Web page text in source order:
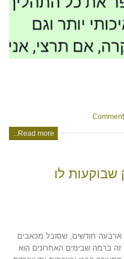
Read more...
שבוקעות לו
ארבעה חודשים, שסובל מכאבים
זה ברמה שבימים האחרונים הוא